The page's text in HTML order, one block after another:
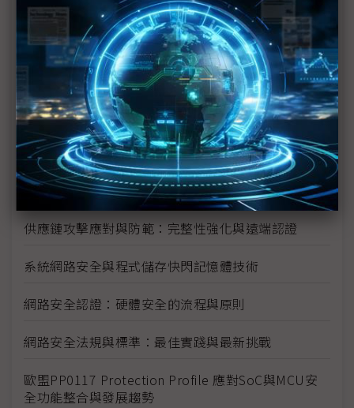
2025最新歐盟RED硬體資安法規：無線裝置全新合規
時代
什麼是IEC 62443？深入了解工控資安的國際標準
後量子資安時代來臨 安全快閃記憶體如何成為關鍵解
方？
車輛功能安全的新戰場：從模組級產品實現ISO
26262合規的高效解法
供應鏈攻擊應對與防範：完整性強化與遠端認證
系統網路安全與程式儲存快閃記憶體技術
網路安全認證：硬體安全的流程與原則
網路安全法規與標準：最佳實踐與最新挑戰
歐盟PP0117 Protection Profile 應對SoC與MCU安
全功能整合與發展趨勢